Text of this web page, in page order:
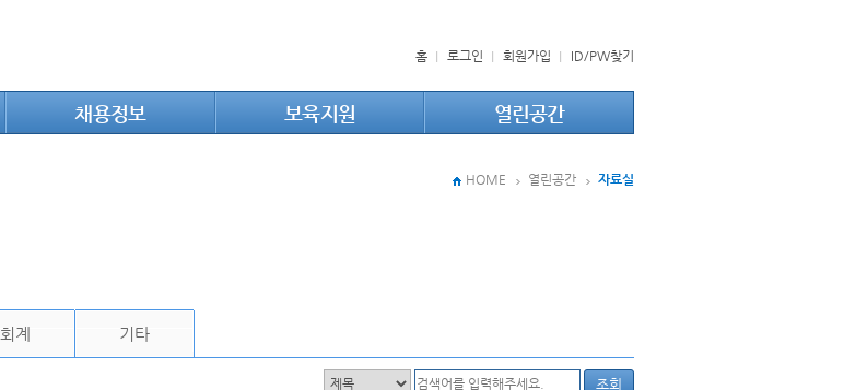
홈 로그인 회원가입 ID/PW찾기
채용정보 보육지원 열린공간
HOME 열린공간 자료실
회계 기타
조회